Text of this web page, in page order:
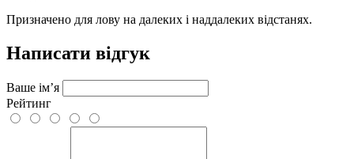
Призначено для лову на далеких і наддалеких відстанях.
Написати відгук
Ваше ім’я
Рейтинг